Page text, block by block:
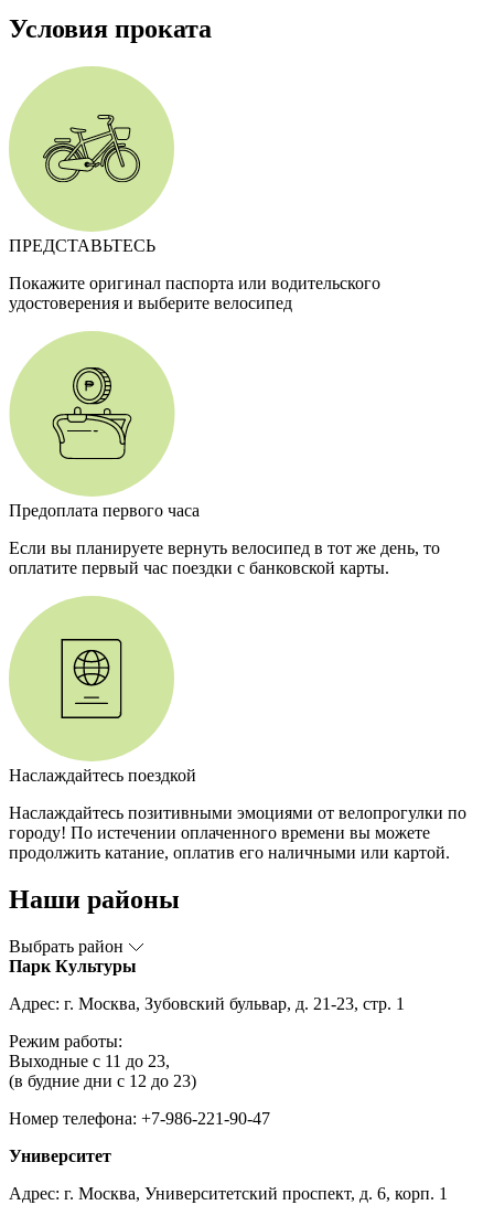
Условия проката
ПРЕДСТАВЬТЕСЬ
Покажите оригинал паспорта или водительского
удостоверения и выберите велосипед
Предоплата первого часа
Если вы планируете вернуть велосипед в тот же день, то
оплатите первый час поездки с банковской карты.
Наслаждайтесь поездкой
Наслаждайтесь позитивными эмоциями от велопрогулки по
городу! По истечении оплаченного времени вы можете
продолжить катание, оплатив его наличными или картой.
Наши районы
Выбрать район
Парк Культуры
Адрес: г. Москва, Зубовский бульвар, д. 21-23, стр. 1
Режим работы:
Выходные с 11 до 23,
(в будние дни с 12 до 23)
Номер телефона: +7-986-221-90-47
Университет
Адрес: г. Москва, Университетский проспект, д. 6, корп. 1